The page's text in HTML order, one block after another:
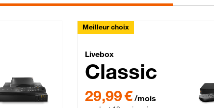
Lite Fibre
Meilleur choix
Livebox Classic
Livebox
Classic
29,99 € par mois pendant 12 mois puis
29,99 € /mois